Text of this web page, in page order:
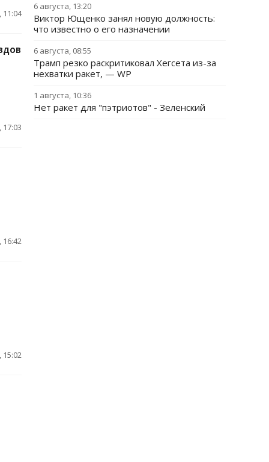
11:04
17:03
16:42
15:02
6 августа, 13:20
Виктор Ющенко занял новую должность:
что известно о его назначении
6 августа, 08:55
Трамп резко раскритиковал Хегсета из-за
нехватки ракет, — WP
1 августа, 10:36
Нет ракет для "пэтриотов" - Зеленский